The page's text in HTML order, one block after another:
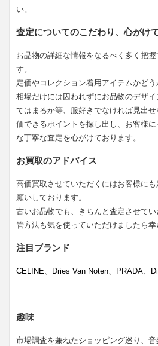
い。
査定についてのこだわり、心がけ
お品物の詳細な情報をなるべく多く把
す。
定価やコレクション着用アイテムかど
相場だけには囚われずにお品物のデザ
てはまるか等、服好きでなければ見出
価できるポイントを探し出し、お客様
な丁寧な査定を心がけております。
お買取のアドバイス
高価買取させていただくにはお客様に
願いしております。
古いお品物でも、きちんと査定させて
管方法も気を使っていただけましたら幸
注目ブランド
CELINE、 Dries Van Noten、 PRADA、
趣味
市場調査を兼ねたショッピング巡り、